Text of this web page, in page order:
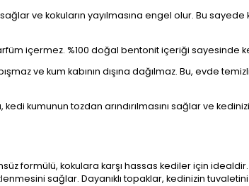
ve kokuların yayılmasına engel olur. Bu
içermez. %100 doğal bentonit içeriği sayesinde
ve kum kabının dışına dağılmaz. Bu, evde
kumunun tozdan arındırılmasını sağlar ve
formülü, kokulara karşı hassas kediler için idealdir.
sağlar. Dayanıklı topaklar, kedinizin